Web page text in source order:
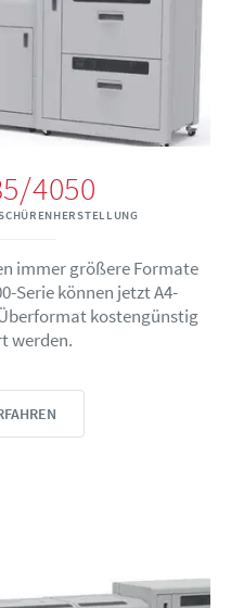
4050
immer größere Formate
Serie können jetzt A4-
kostengünstig
werden.